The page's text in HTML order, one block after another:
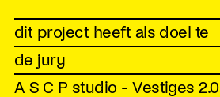
dit project heeft als doel te
de jury
A S C P studio - Vestiges 2.0